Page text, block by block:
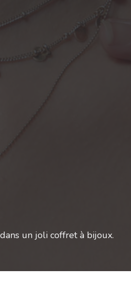
un joli coffret à bijoux.